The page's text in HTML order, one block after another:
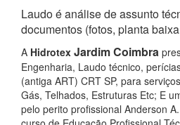
Laudo é análise de assunto
documentos (fotos, planta
A Hidrotex Jardim Coimbra
Engenharia, Laudo técnico,
(antiga ART) CRT SP, para
Gás, Telhados, Estruturas Etc; E
pelo perito profissional Anderson